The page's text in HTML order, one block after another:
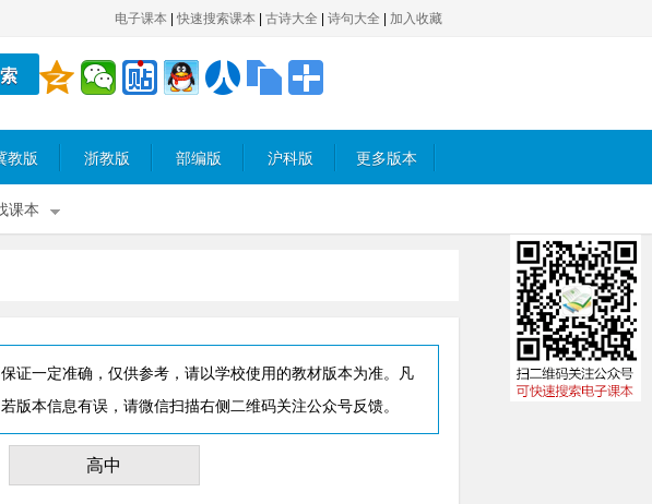
电子课本 快速搜索课本 古诗大全 诗句大全 加入收藏
教版 浙教版 部编版 沪科版 更多版本
课本
证一定准确，仅供参考，请以学校使用的教材版本为准。凡
本信息有误，请微信扫描右侧二维码关注公众号反馈。
高中